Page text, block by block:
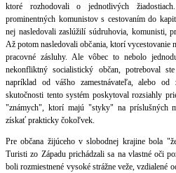
ktoré rozhodovali o jednotlivých
prominentných komunistov s cestovaním do
nej nasledovali zaslúžilí súdruhovia, komunisti,
Až potom nasledovali občania, ktorí vycestovanie
pracovné zásluhy. Ale vôbec to nebolo
nekonfliktný socialistický občan, potreboval
napríklad od vášho zamestnávateľa, alebo
skutočnosti tento systém poskytoval rozsiahly
"známych", ktorí majú "styky" na príslušných
získať prakticky čokoľvek.
Pre občana žijúceho v slobodnej krajine bola
Turisti zo Západu prichádzali sa na vlastné oči
boli rozmiestnené vysoké strážne veže, vzdialené